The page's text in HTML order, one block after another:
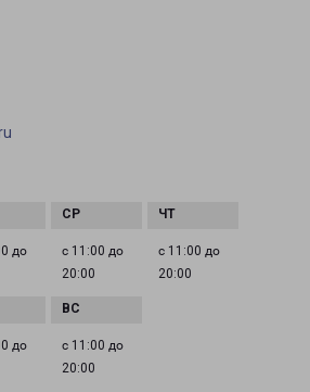
до
с 11:00 до
20:00
с 11:00 до
20:00
до
с 11:00 до
20:00